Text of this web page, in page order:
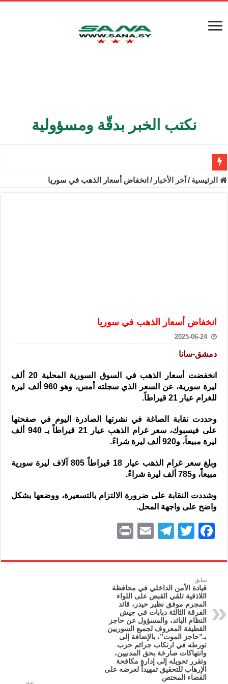
نكتب الخبر بدقّة ومسؤولية
الأمن الداخلي يعثر على مقبرة جماعية في ريف اللاذقية تضم 9 جثامين
الداخلية: منفذ تفجير حي الميسر بحلب صاحب سوابق ومدمن مخدرات
سوريا تبحث مع الإيسيسكو التعاون في البحث العلمي وحماية التراث
الرئيسية / آخر الأخبار / انخفاض أسعار الذهب في سوريا
انخفاض أسعار الذهب في سوريا
2025-06-24
دمشق-سانا
انخفضت أسعار الذهب في السوق السورية المحلية 20 ألف
ليرة سورية، عن السعر الذي سجلته أمس، وهو 960 ألف
ليرة
للغرام عيار 21 قيراطاً.
وحددت نقابة الصاغة في نشرتها الصادرة اليوم في صفحتها
على فيسبوك، سعر غرام الذهب عيار 21 قيراطاً بـ 940 ألف
ليرة مبيعاً، و920 ألف ليرة شراءً.
وبلغ سعر غرام الذهب عيار 18 قيراطاً 805 آلاف ليرة سورية
مبيعاً، و785 ألف ليرة شراءً.
وشددت النقابة على ضرورة الالتزام بالتسعيرة، ووضعها بشكل
واضح على واجهة المحل.
F
c
e
b
o
o
k
T
itt
er
T
e
gr
a
m
E
ai
nt
سابق
قيادة الأمن الداخلي في محافظة
اللاذقية تلقي القبض على اللواء
المجرم موفق نظير حيدر، قائد
الفرقة الثالثة دبابات في جيش
النظام البائد، والمسؤول عن حاجز
القطيفة المعروف لجميع السوريين
بـ”حاجز الموت”، بالإضافة إلى
تورطه في ارتكاب جرائم حرب
وانتهاكات صارخة بحق المدنيين،
وتقرر تحويله إلى إدارة مكافحة
الإرهاب للتحقيق تمهيداً لعرضه على
القضاء المختص